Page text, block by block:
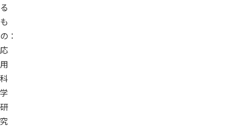
る
も
の：
応
用
科
学
研
究